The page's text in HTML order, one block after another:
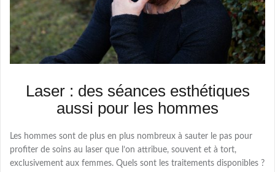
Laser : des séances esthétiques
aussi pour les hommes
Les hommes sont de plus en plus nombreux à sauter le pas pour
profiter de soins au laser que l’on attribue, souvent et à tort,
exclusivement aux femmes. Quels sont les traitements disponibles ?